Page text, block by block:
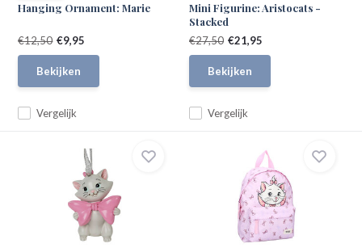
Hanging Ornament: Marie
Vergelijk
€12,50 €9,95
Bekijken
Mini Figurine: Aristocats -
Stacked
Vergelijk
€27,50 €21,95
Bekijken